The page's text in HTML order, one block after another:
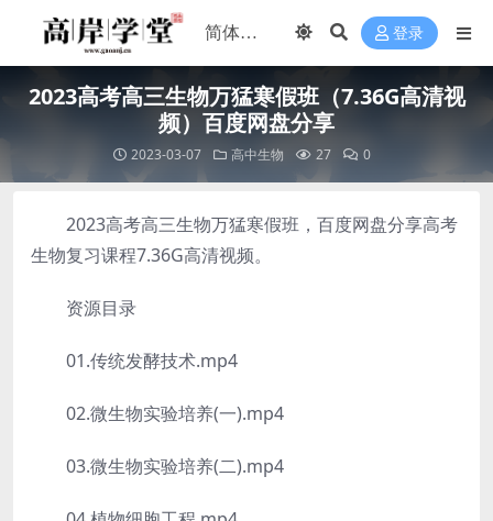
登录
2023高考高三生物万猛寒假班（7.36G高清视
频）百度网盘分享
2023-03-07 高中生物 27 0
2023高考高三生物万猛寒假班，百度网盘分享高考
生物复习课程7.36G高清视频。
资源目录
01.传统发酵技术.mp4
02.微生物实验培养(一).mp4
03.微生物实验培养(二).mp4